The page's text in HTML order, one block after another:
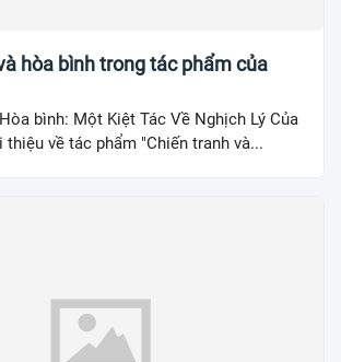
hòa bình trong tác phẩm của
bình: Một Kiệt Tác Về Nghịch Lý Của
về tác phẩm "Chiến tranh và...